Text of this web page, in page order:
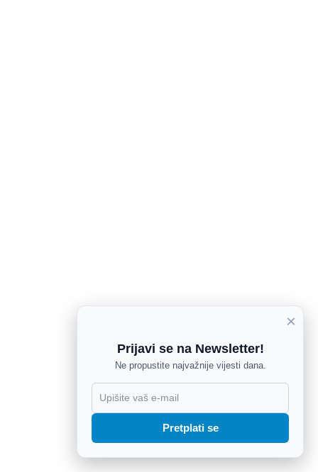
×
Prijavi se na Newsletter!
Ne propustite najvažnije vijesti dana.
Pretplati se